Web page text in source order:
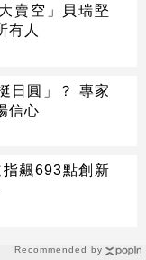
Recommended by
賣空」貝瑞堅
有人
日圓」？ 專家
信心
飆693點創新